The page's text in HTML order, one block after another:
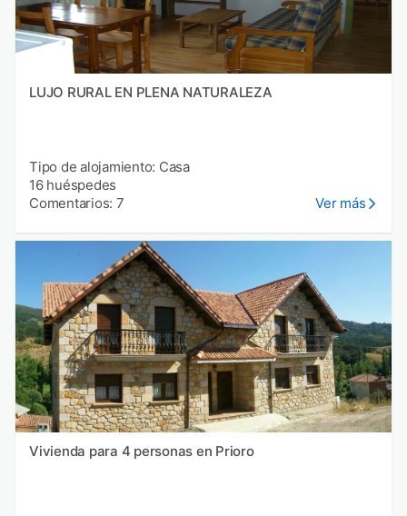
LUJO RURAL EN PLENA NATURALEZA
Tipo de alojamiento: Casa
16 huéspedes
Comentarios: 7
Ver más
Vivienda para 4 personas en Prioro